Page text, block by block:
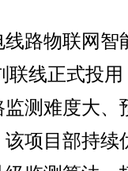
路物联网智
联线正式投用
测难度大、
项目部持续